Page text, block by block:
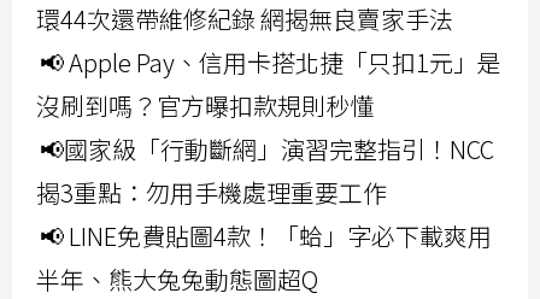
環44次還帶維修紀錄 網揭無良賣家手法
📢 Apple Pay、信用卡搭北捷「只扣1元」是
沒刷到嗎？官方曝扣款規則秒懂
📢國家級「行動斷網」演習完整指引！NCC
揭3重點：勿用手機處理重要工作
📢 LINE免費貼圖4款！「蛤」字必下載爽用
半年、熊大兔兔動態圖超Q